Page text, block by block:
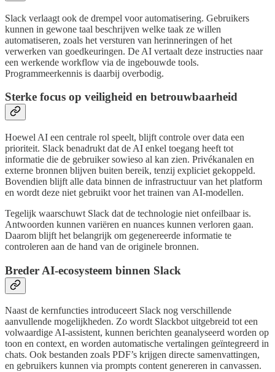
Slack verlaagt ook de drempel voor automatisering. Gebruikers
kunnen in gewone taal beschrijven welke taak ze willen
automatiseren, zoals het versturen van herinneringen of het
verwerken van goedkeuringen. De AI vertaalt deze instructies naar
een werkende workflow via de ingebouwde tools.
Programmeerkennis is daarbij overbodig.
Sterke focus op veiligheid en betrouwbaarheid
Hoewel AI een centrale rol speelt, blijft controle over data een
prioriteit. Slack benadrukt dat de AI enkel toegang heeft tot
informatie die de gebruiker sowieso al kan zien. Privékanalen en
externe bronnen blijven buiten bereik, tenzij expliciet gekoppeld.
Bovendien blijft alle data binnen de infrastructuur van het platform
en wordt deze niet gebruikt voor het trainen van AI-modellen.
Tegelijk waarschuwt Slack dat de technologie niet onfeilbaar is.
Antwoorden kunnen variëren en nuances kunnen verloren gaan.
Daarom blijft het belangrijk om gegenereerde informatie te
controleren aan de hand van de originele bronnen.
Breder AI-ecosysteem binnen Slack
Naast de kernfuncties introduceert Slack nog verschillende
aanvullende mogelijkheden. Zo wordt Slackbot uitgebreid tot een
volwaardige AI-assistent, kunnen berichten geanalyseerd worden op
toon en context, en worden automatische vertalingen geïntegreerd in
chats. Ook bestanden zoals PDF’s krijgen directe samenvattingen,
en gebruikers kunnen via prompts content genereren in canvassen.